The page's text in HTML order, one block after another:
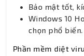
Bảo mật tốt,
Windows 10
chọn phổ biến.
Phần mềm diệt